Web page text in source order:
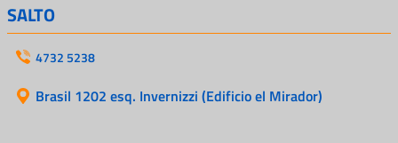
SALTO
4732 5238
Brasil 1202 esq. Invernizzi (Edificio el Mirador)